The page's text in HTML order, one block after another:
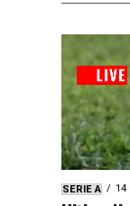
SERIE A 14